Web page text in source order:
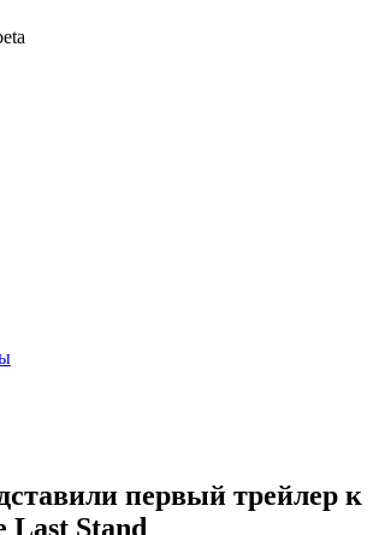
первый трейлер к
Last Stand